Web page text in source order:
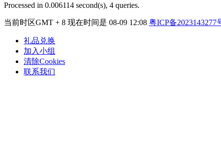
Processed in 0.006114 second(s), 4 queries.
当前时区GMT + 8 现在时间是 08-09 12:08 粤ICP备2023143277
礼品兑换
加入小组
清除Cookies
联系我们